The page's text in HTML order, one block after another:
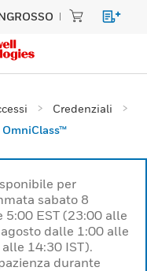
Credenziali
OmniClass™
per
sabato 8
EST (23:00 alle
dalle 1:00 alle
14:30 IST).
durante